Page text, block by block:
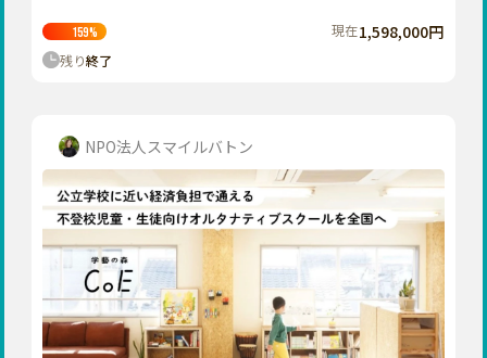
159% 現在1,598,000円
残り終了
NPO法人スマイルバトン